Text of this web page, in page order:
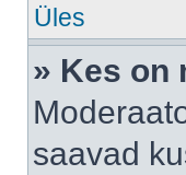
Üles
» Kes on
saavad